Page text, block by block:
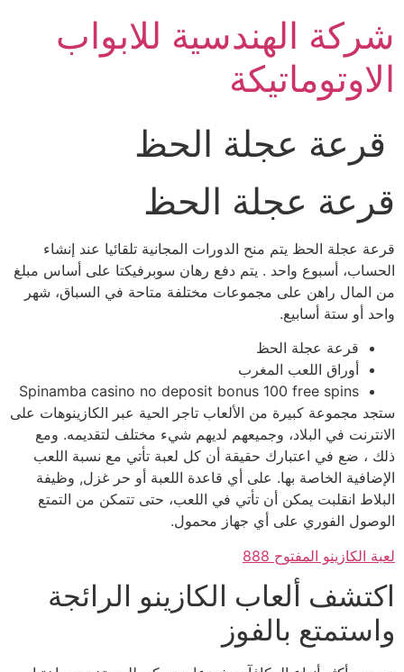
to
content
شركة الهندسية للابواب
الاوتوماتيكة
قرعة عجلة الحظ
قرعة عجلة الحظ
قرعة عجلة الحظ يتم منح الدورات المجانية تلقائيا عند إنشاء
الحساب، أسبوع واحد . يتم دفع رهان سوبرفيكتا على أساس مبلغ
من المال راهن على مجموعات مختلفة متاحة في السباق، شهر
واحد أو ستة أسابيع.
قرعة عجلة الحظ
أوراق اللعب المغرب
Spinamba casino no deposit bonus 100 free spins
ستجد مجموعة كبيرة من الألعاب تاجر الحية عبر الكازينوهات على
الانترنت في البلاد، وجميعهم لديهم شيء مختلف لتقديمه. ومع
ذلك ، ضع في اعتبارك حقيقة أن كل لعبة تأتي مع نسبة اللعب
الإضافية الخاصة بها. على أي قاعدة اللعبة أو حر غزل, وظيفة
البلاط انقلبت يمكن أن تأتي في اللعب، حتى تتمكن من التمتع
الوصول الفوري على أي جهاز محمول.
لعبة الكازينو المفتوح 888
اكتشف ألعاب الكازينو الرائجة
واستمتع بالفوز